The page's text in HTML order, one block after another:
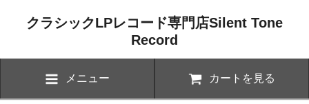
クラシックLPレコード専門店Silent Tone
Record
メニュー カートを見る